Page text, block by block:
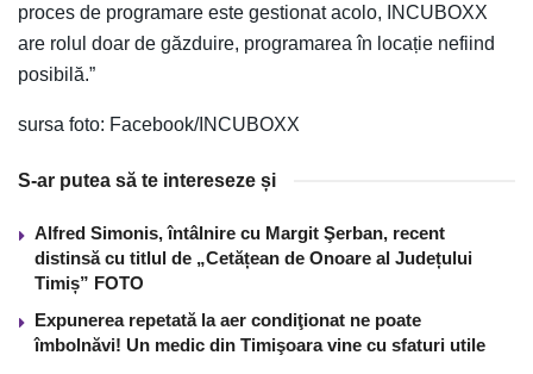
proces de programare este gestionat acolo, INCUBOXX
are rolul doar de găzduire, programarea în locație nefiind
posibilă.”
sursa foto: Facebook/INCUBOXX
S-ar putea să te intereseze și
Alfred Simonis, întâlnire cu Margit Şerban, recent
distinsă cu titlul de „Cetățean de Onoare al Județului
Timiș” FOTO
Expunerea repetată la aer condiţionat ne poate
îmbolnăvi! Un medic din Timişoara vine cu sfaturi utile